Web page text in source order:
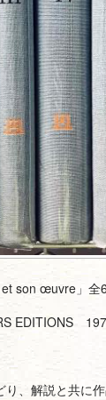
et son œuvre」全
EDITIONS
り、解説と共に